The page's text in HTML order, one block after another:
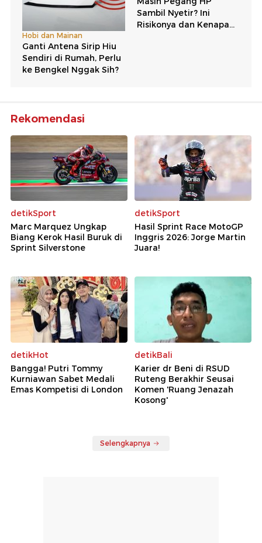
Rekomendasi
detikSport
Marc Marquez Ungkap
Biang Kerok Hasil Buruk di
Sprint Silverstone
detikSport
Hasil Sprint Race MotoGP
Inggris 2026: Jorge Martin
Juara!
detikHot
Bangga! Putri Tommy
Kurniawan Sabet Medali
Emas Kompetisi di London
detikBali
Karier dr Beni di RSUD
Ruteng Berakhir Seusai
Komen 'Ruang Jenazah
Kosong'
Selengkapnya